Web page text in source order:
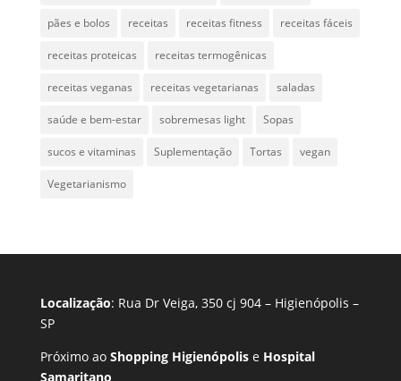
pães e bolos receitas receitas fitness receitas fáceis
receitas proteicas receitas termogênicas
receitas veganas receitas vegetarianas saladas
saúde e bem-estar sobremesas light Sopas
sucos e vitaminas Suplementação Tortas vegan
Vegetarianismo
Localização: Rua Dr Veiga, 350 cj 904 – Higienópolis –
SP
Próximo ao Shopping Higienópolise Hospital
Samaritano